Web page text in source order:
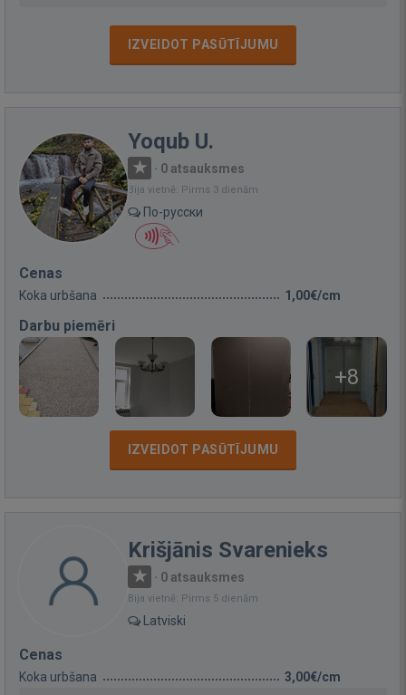
IZVEIDOT PASŪTĪJUMU
Yoqub U.
· 0 atsauksmes
Bija vietnē: Pirms 3 dienām
По-русски
Cenas
Koka urbšana 1,00€/cm
Darbu piemēri
+8
IZVEIDOT PASŪTĪJUMU
Krišjānis Svarenieks
· 0 atsauksmes
Bija vietnē: Pirms 5 dienām
Latviski
Cenas
Koka urbšana 3,00€/cm